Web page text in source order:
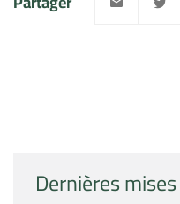
Dernières